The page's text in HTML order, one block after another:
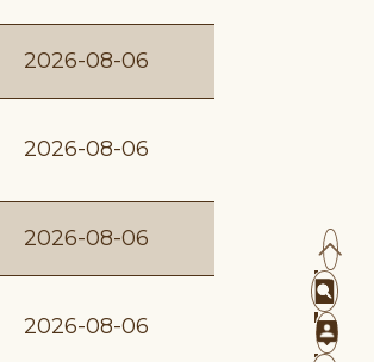
2026-08-06
2026-08-06
2026-08-06
2026-08-06